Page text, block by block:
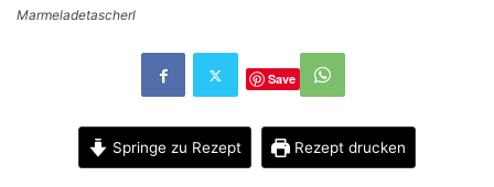
Marmeladetascherl
Save
Springe zu Rezept Rezept drucken